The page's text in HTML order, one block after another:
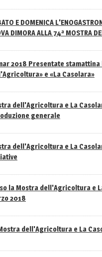
E DOMENICA
DIMORA ALLA 74ª MOSTRA
2018 Presentate stamattina
e «La Casolara»
dell'Agricoltura e La
generale
dell'Agricoltura e La
la Mostra dell'Agricoltura e
2018
dell'Agricoltura e La